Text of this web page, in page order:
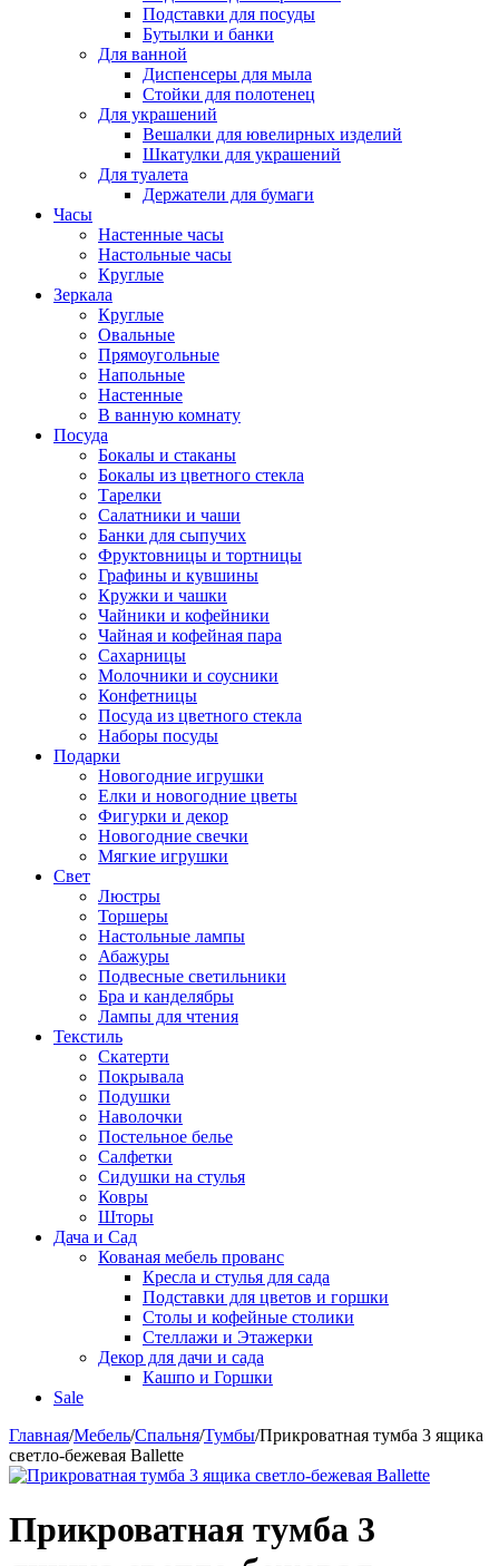
Подставки для посуды
Бутылки и банки
Для ванной
Диспенсеры для мыла
Стойки для полотенец
Для украшений
Вешалки для ювелирных изделий
Шкатулки для украшений
Для туалета
Держатели для бумаги
Часы
Настенные часы
Настольные часы
Круглые
Зеркала
Круглые
Овальные
Прямоугольные
Напольные
Настенные
В ванную комнату
Посуда
Бокалы и стаканы
Бокалы из цветного стекла
Тарелки
Салатники и чаши
Банки для сыпучих
Фруктовницы и тортницы
Графины и кувшины
Кружки и чашки
Чайники и кофейники
Чайная и кофейная пара
Сахарницы
Молочники и соусники
Конфетницы
Посуда из цветного стекла
Наборы посуды
Подарки
Новогодние игрушки
Елки и новогодние цветы
Фигурки и декор
Новогодние свечки
Мягкие игрушки
Свет
Люстры
Торшеры
Настольные лампы
Абажуры
Подвесные светильники
Бра и канделябры
Лампы для чтения
Текстиль
Скатерти
Покрывала
Подушки
Наволочки
Постельное белье
Салфетки
Сидушки на стулья
Ковры
Шторы
Дача и Сад
Кованая мебель прованс
Кресла и стулья для сада
Подставки для цветов и горшки
Столы и кофейные столики
Стеллажи и Этажерки
Декор для дачи и сада
Кашпо и Горшки
Sale
Главная/Мебель/Спальня/Тумбы/Прикроватная тумба 3 ящика
светло-бежевая Ballette
Прикроватная тумба 3